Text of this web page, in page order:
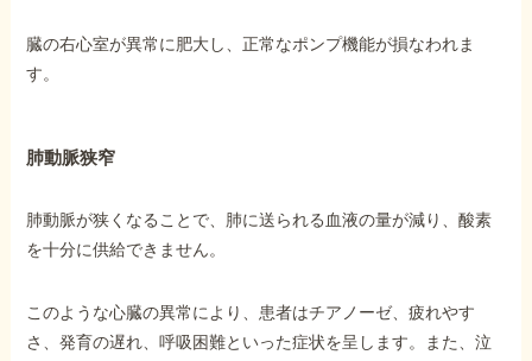
臓の右心室が異常に肥大し、正常なポンプ機能が損なわれま
す。
肺動脈狭窄
肺動脈が狭くなることで、肺に送られる血液の量が減り、酸素
を十分に供給できません。
このような心臓の異常により、患者はチアノーゼ、疲れやす
さ、発育の遅れ、呼吸困難といった症状を呈します。また、泣